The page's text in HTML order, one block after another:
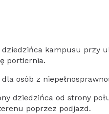
kampusu przy
portiernia.
osób z
dziedzińca od strony
poprzez podjazd.